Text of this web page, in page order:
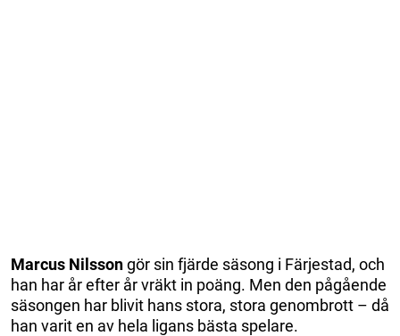
Marcus Nilssongör sin fjärde säsong i Färjestad, och
han har år efter år vräkt in poäng. Men den pågående
säsongen har blivit hans stora, stora genombrott – då
han varit en av hela ligans bästa spelare.